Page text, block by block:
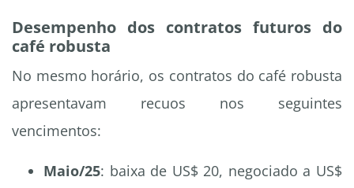
Desempenho dos contratos futuros do
café robusta
No mesmo horário, os contratos do café robusta
apresentavam recuos nos seguintes
vencimentos:
Maio/25: baixa de US$ 20, negociado a US$